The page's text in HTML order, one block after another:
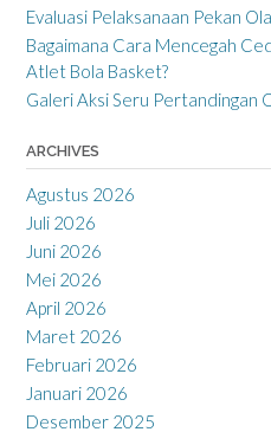
Evaluasi Pelaksanaan Pekan
Bagaimana Cara Mencegah
Atlet Bola Basket?
Galeri Aksi Seru Pertandingan
ARCHIVES
Agustus 2026
Juli 2026
Juni 2026
Mei 2026
April 2026
Maret 2026
Februari 2026
Januari 2026
Desember 2025